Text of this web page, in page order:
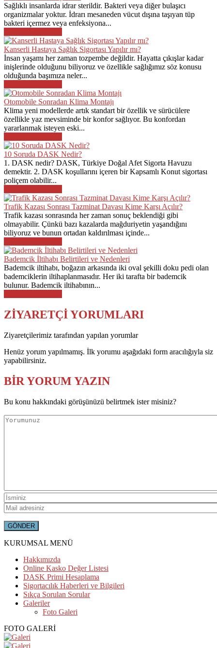
Sağlıklı insanlarda idrar sterildir. Bakteri veya diğer bulaşıcı
organizmalar yoktur. İdrarı mesaneden vücut dışına taşıyan tüp
bakteri içermez veya enfeksiyona...
Kanserli Hastaya Sağlık Sigortası Yapılır mı?
İnsan yaşamı her zaman tozpembe değildir. Hayatta çıkışlar kadar
inişlerinde olduğunu biliyoruz ve özellikle sağlığımız söz konusu
olduğunda başımıza neler...
Otomobile Sonradan Klima Montajı
Klima yeni modellerde artık standart bir özellik ve sürücülere
özellikle yaz mevsiminde bir konfor sağlıyor. Bu konfordan
yararlanmak isteyen eski...
10 Soruda DASK Nedir?
1. DASK nedir? DASK, Türkiye Doğal Afet Sigorta Havuzu
demektir. 2. DASK koşullarını içeren bir Kapsamlı Konut sigortası
poliçem olabilir...
Trafik Kazası Sonrası Tazminat Davası Kime Karşı Açılır?
Trafik kazası sonrasında her zaman sonuç beklendiği gibi
olmayabilir. Çünkü bazı kazalarda mağduriyetin yaşandığını
biliyoruz ve bunun ortadan kaldırılması içinde...
Bademcik İltihabı Belirtileri ve Nedenleri
Bademcik iltihabı, boğazın arkasında iki oval şekilli doku pedi olan
bademciklerin iltihaplanmasıdır. Her iki tarafta bir bademcik
bulunur. Bademcik iltihabının...
ZİYARETÇİ YORUMLARI
Ziyaretçilerimiz tarafından yapılan yorumlar
Henüz yorum yapılmamış. İlk yorumu aşağıdaki form aracılığıyla siz
yapabilirsiniz.
BİR YORUM YAZIN
Bu konu hakkındaki görüşünüzü belirtmek ister misiniz?
KURUMSAL MENÜ
Hakkımızda
Online Kasko Değer Listesi
DASK Primi Hesaplama
Sigortacılık Haberleri ve Bilgileri
Sıkça Sorulan Sorular
Galeriler
Foto Galeri
FOTO GALERİ